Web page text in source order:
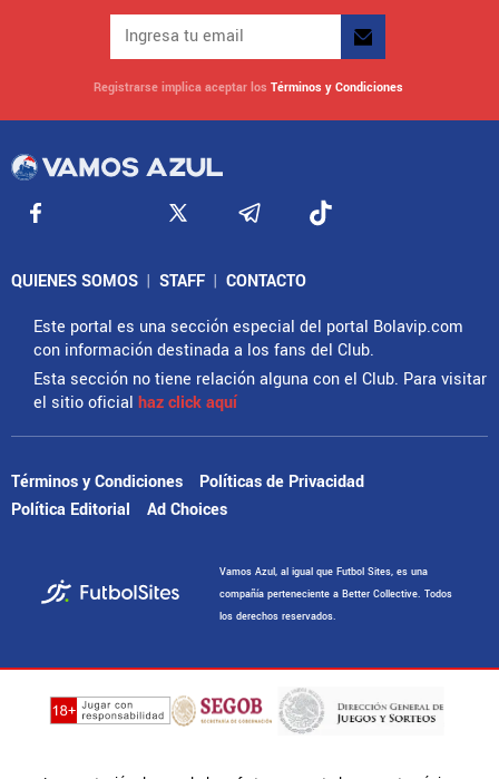
Registrarse implica aceptar los Términos y Condiciones
QUIENES SOMOS | STAFF | CONTACTO
Este portal es una sección especial del portal Bolavip.com
con información destinada a los fans del Club.
Esta sección no tiene relación alguna con el Club. Para visitar
el sitio oficial haz click aquí
Términos y Condiciones
Políticas de Privacidad
Política Editorial
Ad Choices
Vamos Azul, al igual que Futbol Sites, es una
compañía perteneciente a Better Collective. Todos
los derechos reservados.